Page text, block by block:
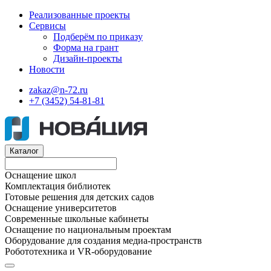
Реализованные проекты
Сервисы
Подберём по приказу
Форма на грант
Дизайн-проекты
Новости
zakaz@n-72.ru
+7 (3452) 54-81-81
Каталог
Оснащение школ
Комплектация библиотек
Готовые решения для детских садов
Оснащение университетов
Современные школьные кабинеты
Оснащение по национальным проектам
Оборудование для создания медиа-пространств
Робототехника и VR-оборудование